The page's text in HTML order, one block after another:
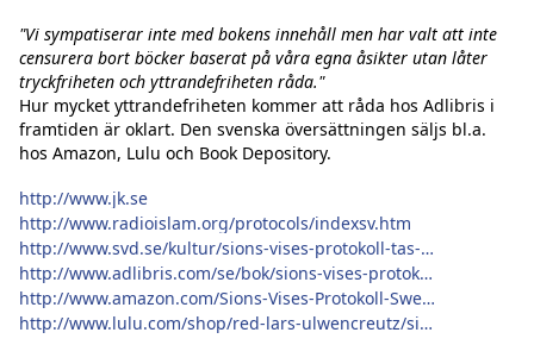
"Vi sympatiserar inte med bokens innehåll men har valt att inte
censurera bort böcker baserat på våra egna åsikter utan låter
tryckfriheten och yttrandefriheten råda."
Hur mycket yttrandefriheten kommer att råda hos Adlibris i
framtiden är oklart. Den svenska översättningen säljs bl.a.
hos Amazon, Lulu och Book Depository.
http://www.jk.se
http://www.radioislam.org/protocols/indexsv.htm
http://www.svd.se/kultur/sions-vises-protokoll-tas-bort_8800394.svd
http://www.adlibris.com/se/bok/sions-vises-protokoll-9781409218791
http://www.amazon.com/Sions-Vises-Protokoll-Swedish-Edition/dp/1409218791
http://www.lulu.com/shop/red-lars-ulwencreutz/sions-vises-protokoll/hardcover/product-21038964.html;jsessionid=6A27B5CD8018EB80E0A2CCB1379923F5